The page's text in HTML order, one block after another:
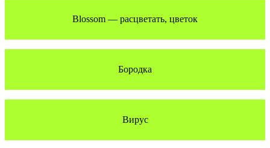
Blossom — расцветать, цветок
Бородка
Вирус